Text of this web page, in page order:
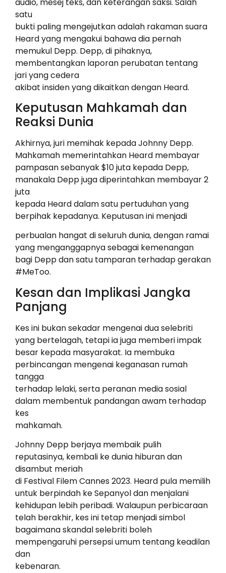
satu
bukti paling mengejutkan adalah rakaman suara
Heard yang mengakui bahawa dia pernah
memukul Depp. Depp, di pihaknya,
membentangkan laporan perubatan tentang
jari yang cedera
akibat insiden yang dikaitkan dengan Heard.
Keputusan Mahkamah dan
Reaksi Dunia
Akhirnya, juri memihak kepada Johnny Depp.
Mahkamah memerintahkan Heard membayar
pampasan sebanyak $10 juta kepada Depp,
manakala Depp juga diperintahkan membayar 2
juta
kepada Heard dalam satu pertuduhan yang
berpihak kepadanya. Keputusan ini menjadi
perbualan hangat di seluruh dunia, dengan ramai
yang menganggapnya sebagai kemenangan
bagi Depp dan satu tamparan terhadap gerakan
#MeToo.
Kesan dan Implikasi Jangka
Panjang
Kes ini bukan sekadar mengenai dua selebriti
yang bertelagah, tetapi ia juga memberi impak
besar kepada masyarakat. Ia membuka
perbincangan mengenai keganasan rumah
tangga
terhadap lelaki, serta peranan media sosial
dalam membentuk pandangan awam terhadap
kes
mahkamah.
Johnny Depp berjaya membaik pulih
reputasinya, kembali ke dunia hiburan dan
disambut meriah
di Festival Filem Cannes 2023. Heard pula memilih
untuk berpindah ke Sepanyol dan menjalani
kehidupan lebih peribadi. Walaupun perbicaraan
telah berakhir, kes ini tetap menjadi simbol
bagaimana skandal selebriti boleh
mempengaruhi persepsi umum tentang keadilan
dan
kebenaran.